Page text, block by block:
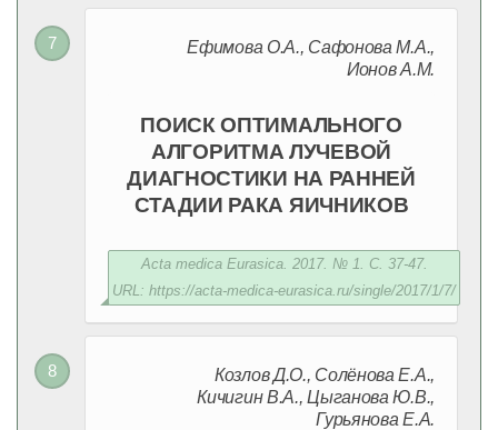
Ефимова О.А., Сафонова М.А.,
Ионов А.М.
ПОИСК ОПТИМАЛЬНОГО
АЛГОРИТМА ЛУЧЕВОЙ
ДИАГНОСТИКИ НА РАННЕЙ
СТАДИИ РАКА ЯИЧНИКОВ
Acta medica Eurasica. 2017. № 1. С. 37-47.
URL: https://acta-medica-eurasica.ru/single/2017/1/7/
Козлов Д.О., Солёнова Е.А.,
Кичигин В.А., Цыганова Ю.В.,
Гурьянова Е.А.